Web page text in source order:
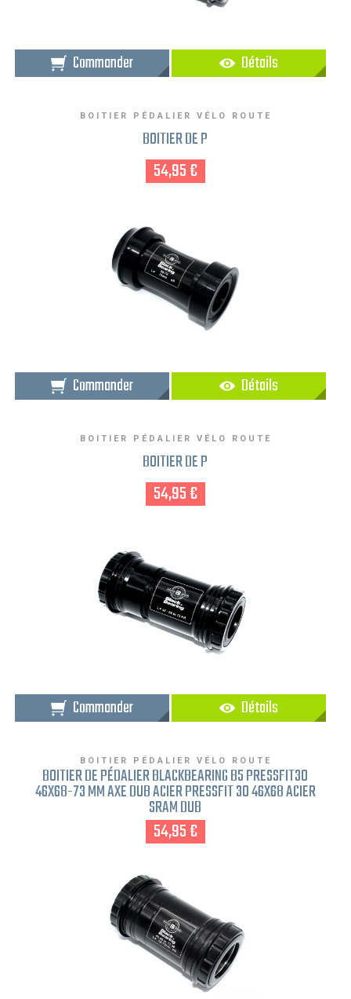
Commander Détails
BOITIER PÉDALIER VÉLO ROUTE
BOITIER DE P
54,95 €
Commander Détails
BOITIER PÉDALIER VÉLO ROUTE
BOITIER DE P
54,95 €
Commander Détails
BOITIER PÉDALIER VÉLO ROUTE
BOITIER DE PÉDALIER BLACKBEARING B5 PRESSFIT30
46X68-73 MM AXE DUB ACIER PRESSFIT 30 46X68 ACIER
SRAM DUB
54,95 €